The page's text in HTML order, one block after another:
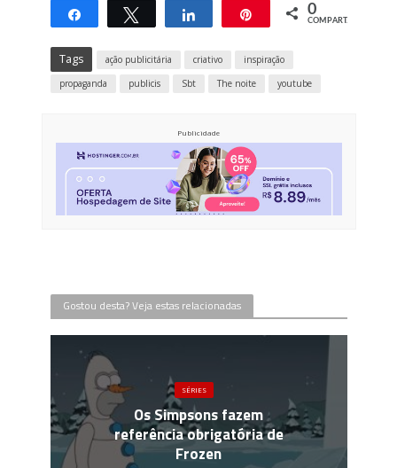
CompartilharTwittar Compartilhar 0
COMPART.
Tags ação publicitária criativo
inspiração
propaganda
publicis Sbt The noite youtube
Publicidade
Gostou desta? Veja estas relacionadas
SÉRIES
Os Simpsons fazem
referência obrigatória de
Frozen